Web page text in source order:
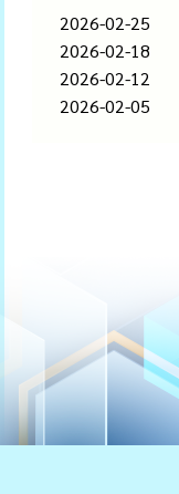
2026-02-25
2026-02-18
2026-02-12
2026-02-05